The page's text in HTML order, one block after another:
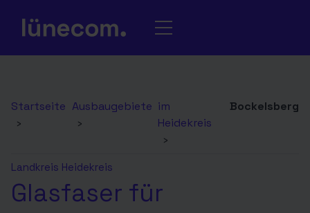
Startseite
›
Ausbaugebiete
›
im
Heidekreis
›
Bockelsberg
Landkreis Heidekreis
Glasfaser für